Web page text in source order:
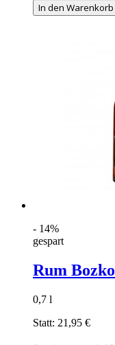
In den Warenkorb
- 14%
gespart
Rum
0,7 l
Statt: 21,95 €